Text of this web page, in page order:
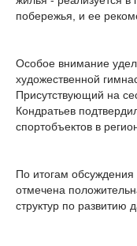
побережья, и ее
Особое внимание
художественной
Присутствующий на
Кондратьев
спортобъектов в
По итогам
отмечена
структур по развитию